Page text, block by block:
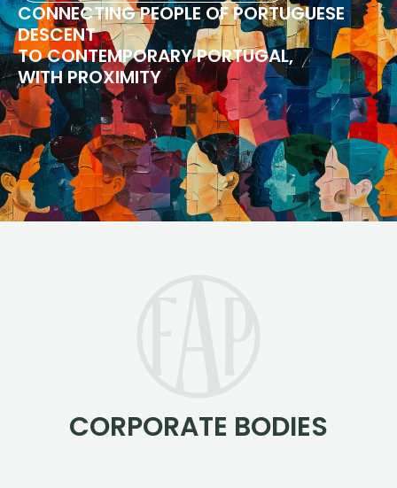
CONNECTING PEOPLE OF PORTUGUESE
DESCENT
TO CONTEMPORARY PORTUGAL,
WITH PROXIMITY
CORPORATE BODIES